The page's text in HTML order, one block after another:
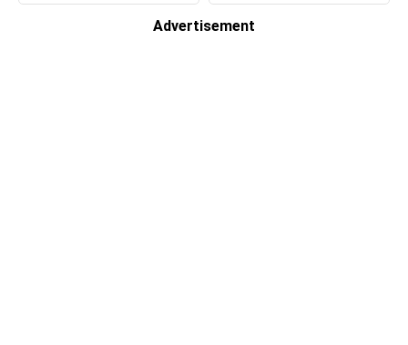
Advertisement